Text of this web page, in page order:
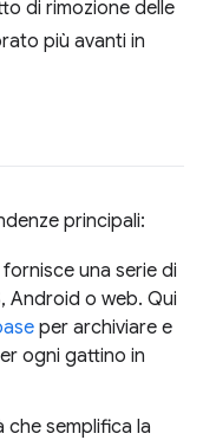
di rimozione delle
più avanti in
principali:
una serie di
Android o web. Qui
per archiviare e
ogni gattino in
che semplifica la